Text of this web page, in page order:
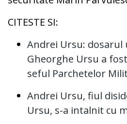
CITESTE SI:
Andrei Ursu: dosarul
Gheorghe Ursu a
seful Parchetelor
Andrei Ursu, fiul
Ursu, s-a intalnit cu